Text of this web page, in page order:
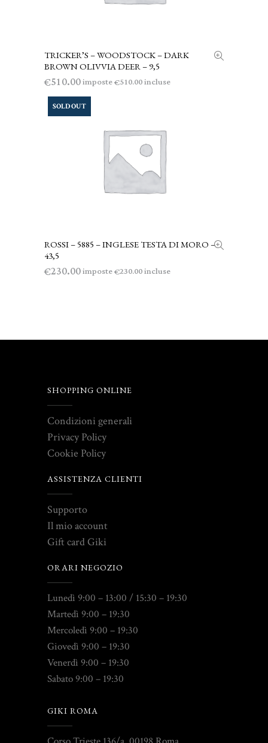
AGGIUNGI AL CARRELLO
TRICKER’S – WOODSTOCK – DARK
BROWN OLIVVIA DEER – 9,5
€510.00imposte€510.00incluse
SOLD OUT
LEGGI TUTTO
ROSSI – 5885 – INGLESE TESTA DI MORO –
43,5
€230.00imposte€230.00incluse
SHOPPING ONLINE
Condizioni generali
Privacy Policy
Cookie Policy
ASSISTENZA CLIENTI
Supporto
Il mio account
Gift card Giki
ORARI NEGOZIO
Lunedì 9:00 – 13:00 / 15:30 – 19:30
Martedì 9:00 – 19:30
Mercoledì 9:00 – 19:30
Giovedì 9:00 – 19:30
Venerdì 9:00 – 19:30
Sabato 9:00 – 19:30
GIKI ROMA